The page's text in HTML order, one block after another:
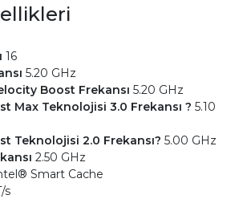
16
5.20 GHz
Boost Frekansı 5.20 GHz
Max Teknolojisi 3.0 Frekansı ? 5.10
Teknolojisi 2.0 Frekansı? 5.00 GHz
ı 2.50 GHz
Smart Cache
s